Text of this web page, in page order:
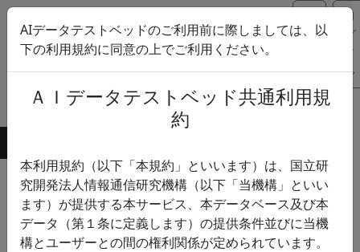
AIデータテストベッド
ー
ー
登
録
ロ
グ
イ
ン
検索結果
あいまい検索
AIデータテストベッドのご利用前に際しましては、以
下の利用規約に同意の上でご利用ください。
ＡＩデータテストベッド共通利用規
約
本利用規約（以下「本規約」といいます）は、国立研
究開発法人情報通信研究機構（以下「当機構」といい
ます）が提供する本サービス、本データベース及び本
データ（第１条に定義します）の提供条件並びに当機
構とユーザーとの間の権利関係が定められています。